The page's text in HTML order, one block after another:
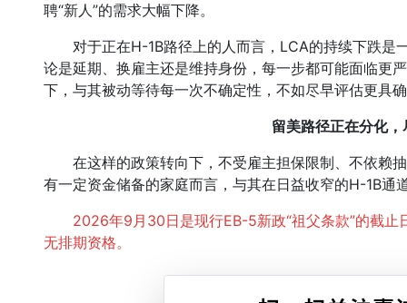
聘“新人”的需求大幅下降。
对于正在H-1B路径上的人而言，LCA的持续下跌是
论是延期、换雇主还是维持身份，每一步都可能面临更
下，与其被动等待每一次不确定性，不如尽早评估更具
留美路径正在分化，
在这样的政策转向下，不受雇主担保限制、不依赖
有一定资金储备的家庭而言，与其在日益收窄的H-1B通
2026年9月30日是现行EB-5新政“祖父条款”的截
无排期资格。